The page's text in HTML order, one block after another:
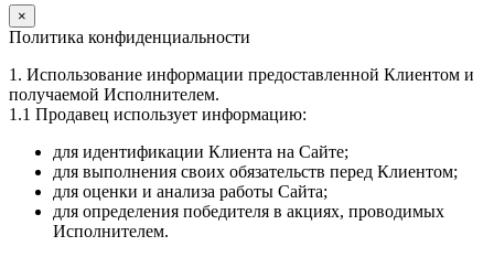
×
Политика конфиденциальности
1. Использование информации предоставленной Клиентом и
получаемой Исполнителем.
1.1 Продавец использует информацию:
для идентификации Клиента на Сайте;
для выполнения своих обязательств перед Клиентом;
для оценки и анализа работы Сайта;
для определения победителя в акциях, проводимых
Исполнителем.